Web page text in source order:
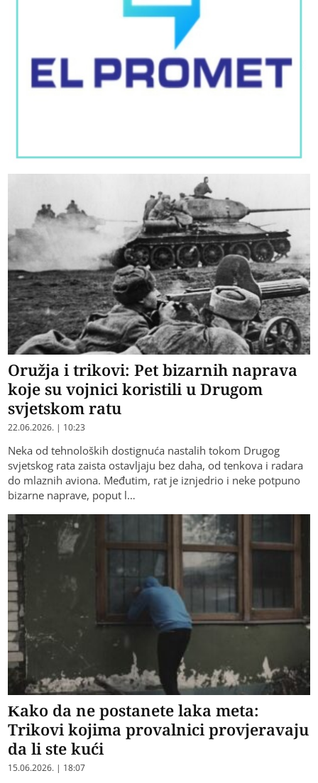
Oružja i trikovi: Pet bizarnih naprava
koje su vojnici koristili u Drugom
svjetskom ratu
22.06.2026. | 10:23
Neka od tehnoloških dostignuća nastalih tokom Drugog
svjetskog rata zaista ostavljaju bez daha, od tenkova i radara
do mlaznih aviona. Međutim, rat je iznjedrio i neke potpuno
bizarne naprave, poput l…
Kako da ne postanete laka meta:
Trikovi kojima provalnici provjeravaju
da li ste kući
15.06.2026. | 18:07